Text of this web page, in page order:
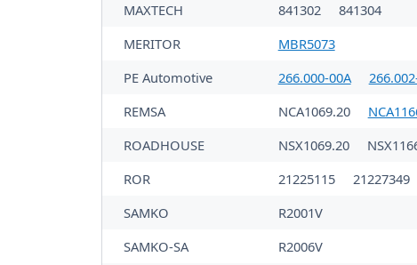
MAXTECH
841302
841304
MERITOR
MBR5073
PE Automotive
266.000-00A
REMSA
NCA1069.20
ROADHOUSE
NSX1069.20
ROR
21225115 21227349
SAMKO
R2001V
SAMKO-SA
R2006V